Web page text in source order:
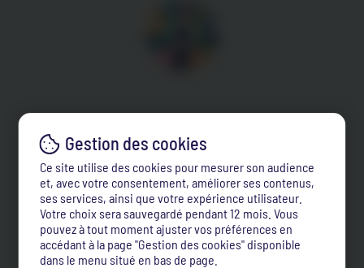
Ce site utilise des cookies pour mesurer son audience
et, avec votre consentement, améliorer ses contenus,
ses services, ainsi que votre expérience utilisateur.
Votre choix sera sauvegardé pendant 12 mois. Vous
pouvez à tout moment ajuster vos préférences en
accédant à la page "Gestion des cookies" disponible
dans le menu situé en bas de page.